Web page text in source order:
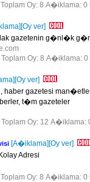
Oy: 8 A�iklama:
[Oy ver]
gazetenin g�nl�k
Oy: 8 A�iklama:
[Oy ver]
haber gazetesi
t�m gazeteler
Oy: 12 A�iklama:
[A�iklama][Oy ver]
Adresi
Oy: 8 A�iklama: